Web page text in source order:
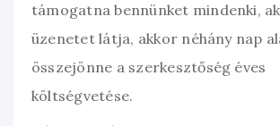
támogatna bennünket mindenki,
üzenetet látja, akkor néhány nap
összejönne a szerkesztőség éves
költségvetése.